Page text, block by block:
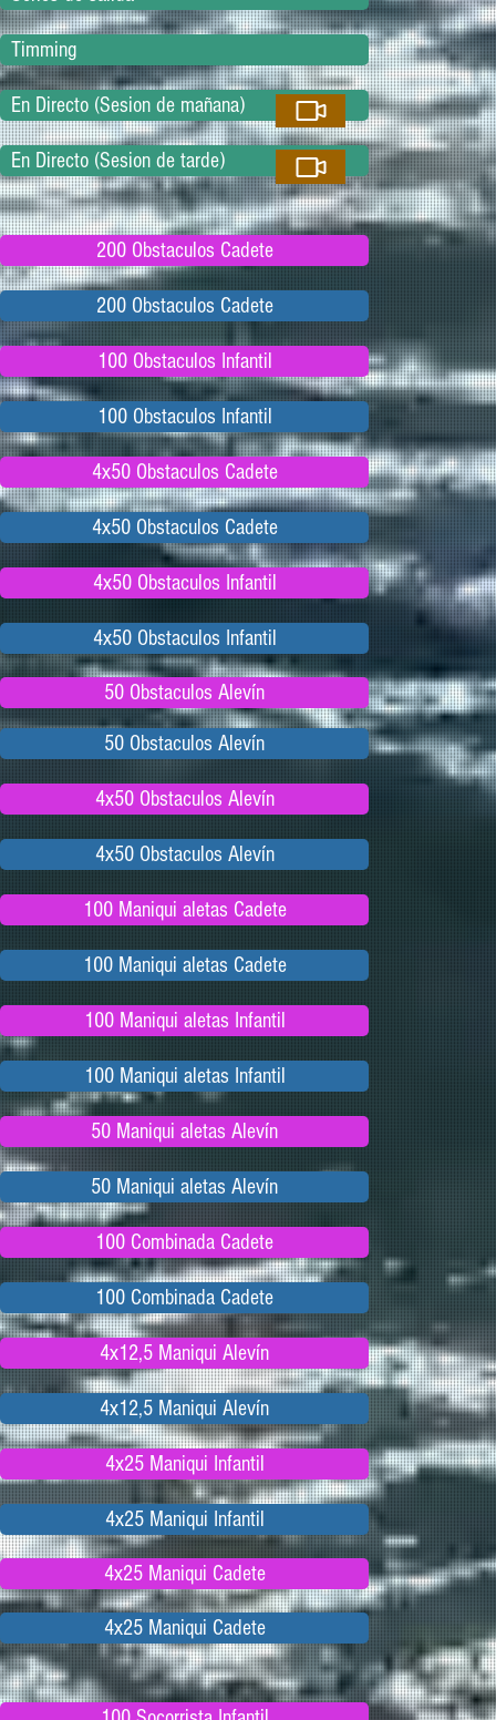
Timming
En Directo (Sesion de mañana)
En Directo (Sesion de tarde)
200 Obstaculos Cadete
200 Obstaculos Cadete
100 Obstaculos Infantil
100 Obstaculos Infantil
4x50 Obstaculos Cadete
4x50 Obstaculos Cadete
4x50 Obstaculos Infantil
4x50 Obstaculos Infantil
50 Obstaculos Alevín
50 Obstaculos Alevín
4x50 Obstaculos Alevín
4x50 Obstaculos Alevín
100 Maniqui aletas Cadete
100 Maniqui aletas Cadete
100 Maniqui aletas Infantil
100 Maniqui aletas Infantil
50 Maniqui aletas Alevín
50 Maniqui aletas Alevín
100 Combinada Cadete
100 Combinada Cadete
4x12,5 Maniqui Alevín
4x12,5 Maniqui Alevín
4x25 Maniqui Infantil
4x25 Maniqui Infantil
4x25 Maniqui Cadete
4x25 Maniqui Cadete